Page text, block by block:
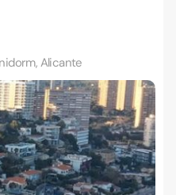
Alicante